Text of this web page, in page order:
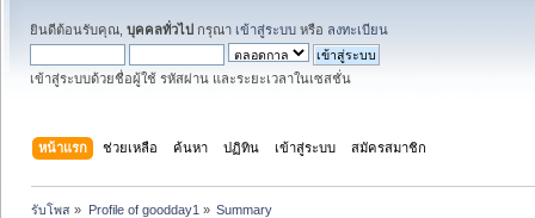
ยินดีต้อนรับคุณ, บุคคลทั่วไป กรุณา เข้าสู่ระบบ หรือ ลงทะเบียน
เข้าสู่ระบบด้วยชื่อผู้ใช้ รหัสผ่าน และระยะเวลาในเซสชั่น
หน้าแรก ช่วยเหลือ ค้นหา ปฏิทิน เข้าสู่ระบบ สมัครสมาชิก
รับโพส » Profile of goodday1 » Summary